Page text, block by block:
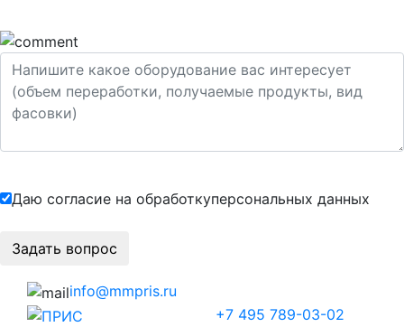
Даю согласие на обработкуперсональных данных
info@mmpris.ru
+7 495 789-03-02